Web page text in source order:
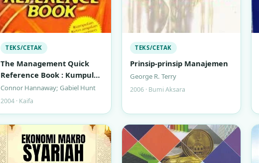
TEKS/CETAK
The Management Quick
Reference Book : Kumpulan
Keterampilan Manajemen
untuk Manajer Sibuk
Connor Hannaway; Gabiel Hunt
2004 · Kaifa
TEKS/CETAK
Prinsip-prinsip Manajemen
George R. Terry
2006 · Bumi Aksara